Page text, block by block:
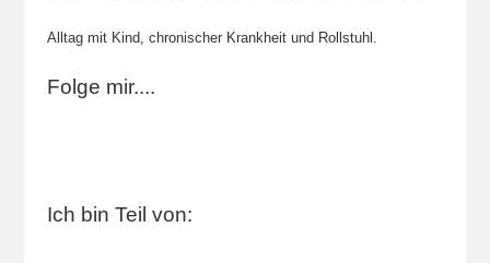
Alltag mit Kind, chronischer Krankheit und Rollstuhl.
Folge mir....
Ich bin Teil von: